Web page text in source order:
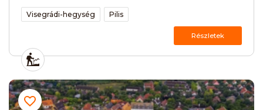
Visegrádi-hegység Pilis
Részletek